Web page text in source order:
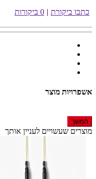
כתבו ביקורת | 0 ביקורות
אשפרויות מוצר
המשך
מוצרים שעשויים לעניין אותך